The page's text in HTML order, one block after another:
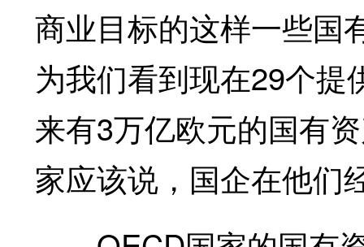
商业目标的这样一些国
为我们看到现在29个
来有3万亿欧元的国有
家应该说，国企在他们